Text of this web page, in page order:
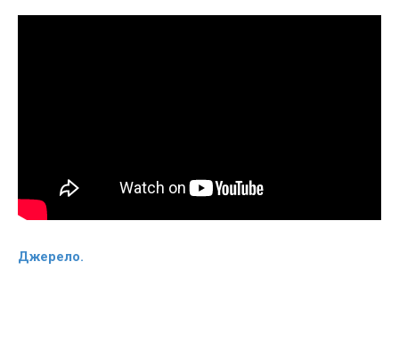
Джерело.